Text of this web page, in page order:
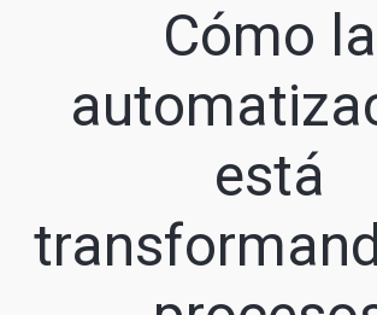
Cómo la
está